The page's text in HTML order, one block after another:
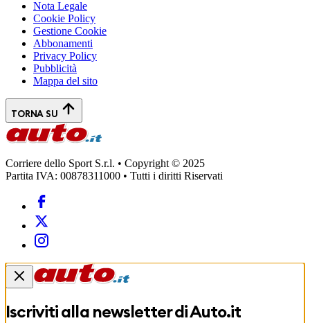
Nota Legale
Cookie Policy
Gestione Cookie
Abbonamenti
Privacy Policy
Pubblicità
Mappa del sito
TORNA SU
Corriere dello Sport S.r.l. • Copyright © 2025
Partita IVA: 00878311000 • Tutti i diritti Riservati
Iscriviti alla newsletter diAuto.it